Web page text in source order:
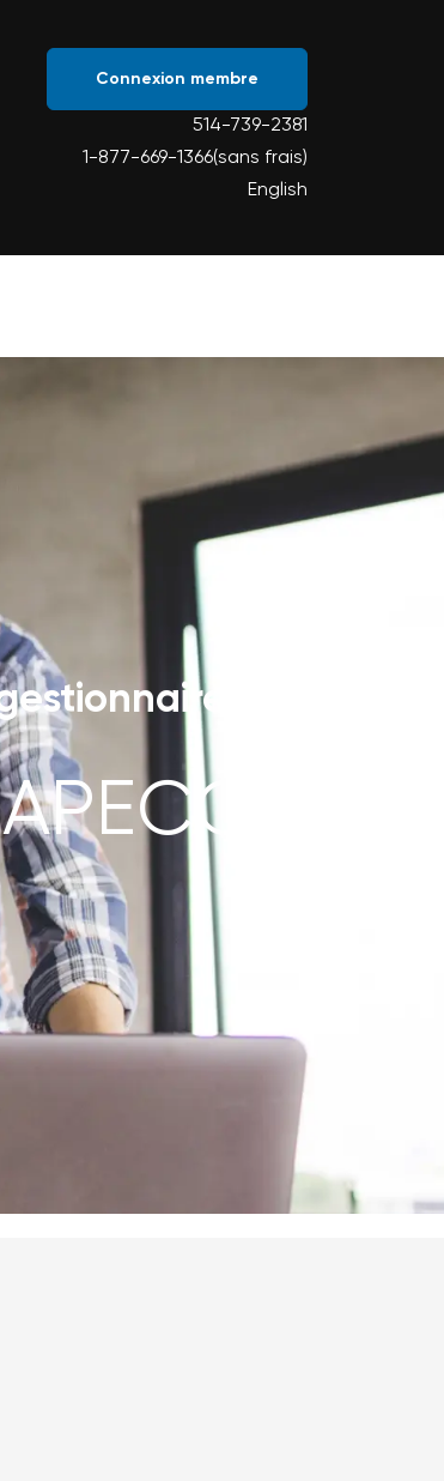
Connexion membre
514-739-2381
1-877-669-1366(sans frais)
English
et